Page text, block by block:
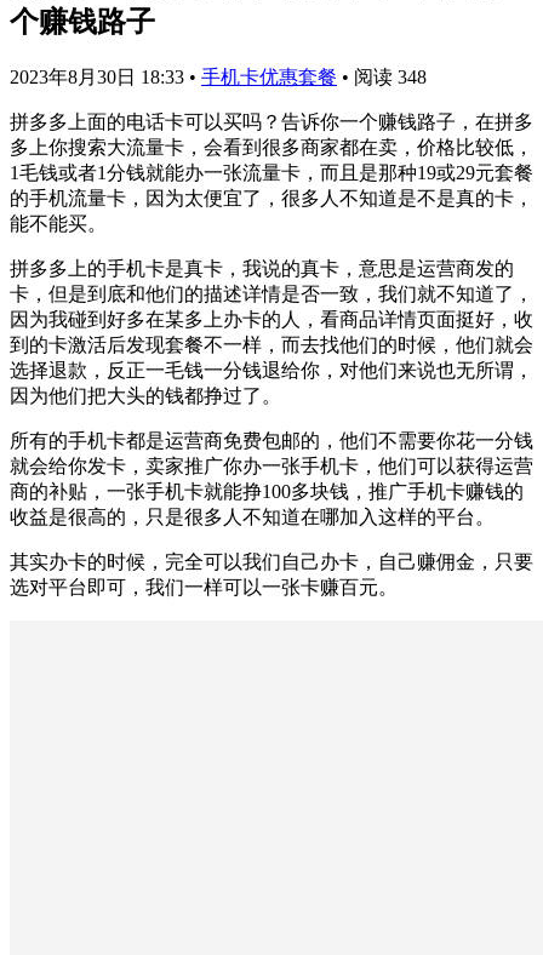
个赚钱路子
2023年8月30日 18:33 • 手机卡优惠套餐 • 阅读 348
拼多多上面的电话卡可以买吗？告诉你一个赚钱路子，在拼多
多上你搜索大流量卡，会看到很多商家都在卖，价格比较低，
1毛钱或者1分钱就能办一张流量卡，而且是那种19或29元套餐
的手机流量卡，因为太便宜了，很多人不知道是不是真的卡，
能不能买。
拼多多上的手机卡是真卡，我说的真卡，意思是运营商发的
卡，但是到底和他们的描述详情是否一致，我们就不知道了，
因为我碰到好多在某多上办卡的人，看商品详情页面挺好，收
到的卡激活后发现套餐不一样，而去找他们的时候，他们就会
选择退款，反正一毛钱一分钱退给你，对他们来说也无所谓，
因为他们把大头的钱都挣过了。
所有的手机卡都是运营商免费包邮的，他们不需要你花一分钱
就会给你发卡，卖家推广你办一张手机卡，他们可以获得运营
商的补贴，一张手机卡就能挣100多块钱，推广手机卡赚钱的
收益是很高的，只是很多人不知道在哪加入这样的平台。
其实办卡的时候，完全可以我们自己办卡，自己赚佣金，只要
选对平台即可，我们一样可以一张卡赚百元。